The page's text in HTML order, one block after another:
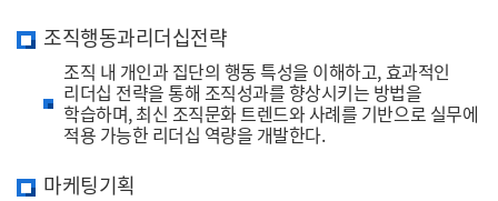
조직행동과리더십전략
조직 내 개인과 집단의 행동 특성을 이해하고, 효과적인
리더십 전략을 통해 조직성과를 향상시키는 방법을
학습하며, 최신 조직문화 트렌드와 사례를 기반으로 실무에
적용 가능한 리더십 역량을 개발한다.
마케팅기획